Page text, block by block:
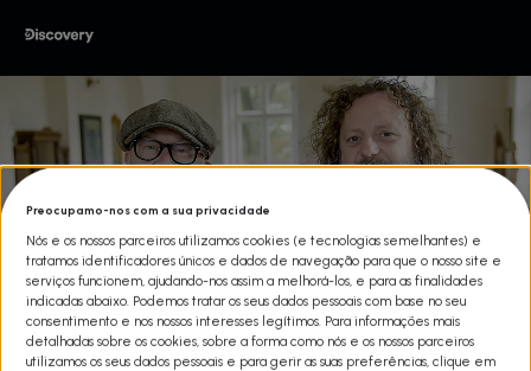
Preocupamo-nos com a sua privacidade
Nós e os nossos parceiros utilizamos cookies (e tecnologias semelhantes) e
tratamos identificadores únicos e dados de navegação para que o nosso site e
serviços funcionem, ajudando-nos assim a melhorá-los, e para as finalidades
indicadas abaixo. Podemos tratar os seus dados pessoais com base no seu
consentimento e nos nossos interesses legítimos. Para informações mais
detalhadas sobre os cookies, sobre a forma como nós e os nossos parceiros
utilizamos os seus dados pessoais e para gerir as suas preferências, clique em